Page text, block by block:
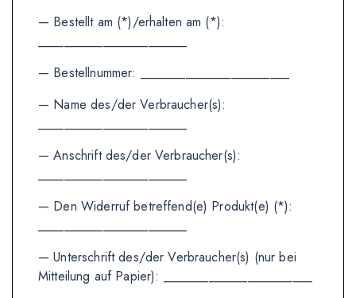
— Bestellt am (*)/erhalten am (*):
— Bestellnummer: _______________________
— Name des/der Verbraucher(s):
— Anschrift des/der Verbraucher(s):
— Den Widerruf betreffend(e) Produkt(e) (*):
— Unterschrift des/der Verbraucher(s) (nur bei
Mitteilung auf Papier): _______________________